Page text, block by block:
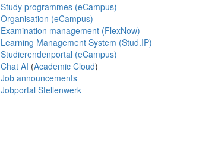
Study programmes (eCampus)
Organisation (eCampus)
Examination management (FlexNow)
Learning Management System (Stud.IP)
Studierendenportal (eCampus)
Chat AI (Academic Cloud)
Job announcements
Jobportal Stellenwerk